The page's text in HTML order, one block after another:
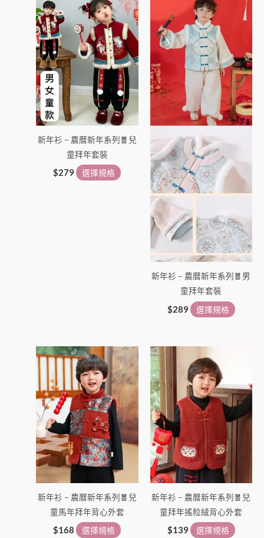
新年衫 – 農曆新年系列🧧兒
童拜年套裝
$279 選擇規格
產
品
有
多
種
款
式。
可
在
產
頁
新年衫 – 農曆新年系列🧧男
童拜年套裝
$289 選擇規格
多
種
款
式。
可
在
頁
擇
選
項
新年衫 – 農曆新年系列🧧兒
童馬年拜年背心外套
$168 選擇規格
此
產
品
種
款
式。
可
在
產
品
頁
新年衫 – 農曆新年系列🧧兒
童拜年搖粒絨背心外套
$139 選擇規格
有
在
產
品
頁